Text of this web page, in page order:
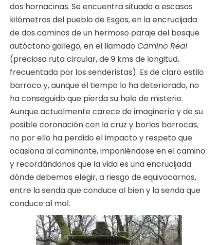
dos hornacinas. Se encuentra situado a escasos
kilómetros del pueblo de Esgos, en la encrucijada
de dos caminos de un hermoso paraje del bosque
autóctono gallego, en el llamado Camino Real
(preciosa ruta circular, de 9 kms de longitud,
frecuentada por los senderistas). Es de claro estilo
barroco y, aunque el tiempo lo ha deteriorado, no
ha conseguido que pierda su halo de misterio.
Aunque actualmente carece de imaginería y de su
posible coronación con la cruz y borlas barrocas,
no por ello ha perdido el impacto y respeto que
ocasiona al caminante, imponiéndose en el camino
y recordándonos que la vida es una encrucijada
dónde debemos elegir, a riesgo de equivocarnos,
entre la senda que conduce al bien y la senda que
conduce al mal.